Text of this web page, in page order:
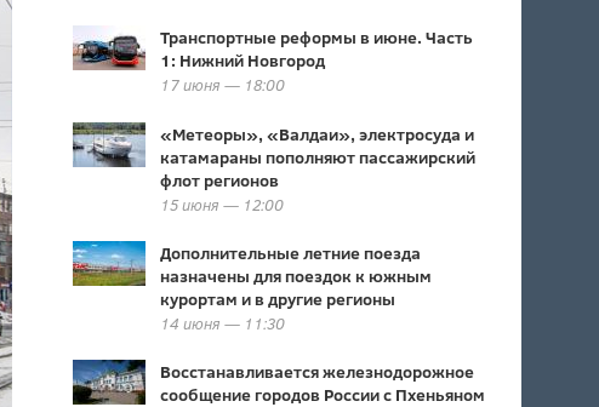
Транспортные реформы в июне. Часть
1: Нижний Новгород
17 июня — 18:00
«Метеоры», «Валдаи», электросуда и
катамараны пополняют пассажирский
флот регионов
15 июня — 12:00
Дополнительные летние поезда
назначены для поездок к южным
курортам и в другие регионы
14 июня — 11:30
Восстанавливается железнодорожное
сообщение городов России с Пхеньяном